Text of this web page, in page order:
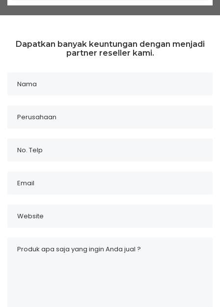
Dapatkan banyak keuntungan dengan menjadi
partner reseller kami.